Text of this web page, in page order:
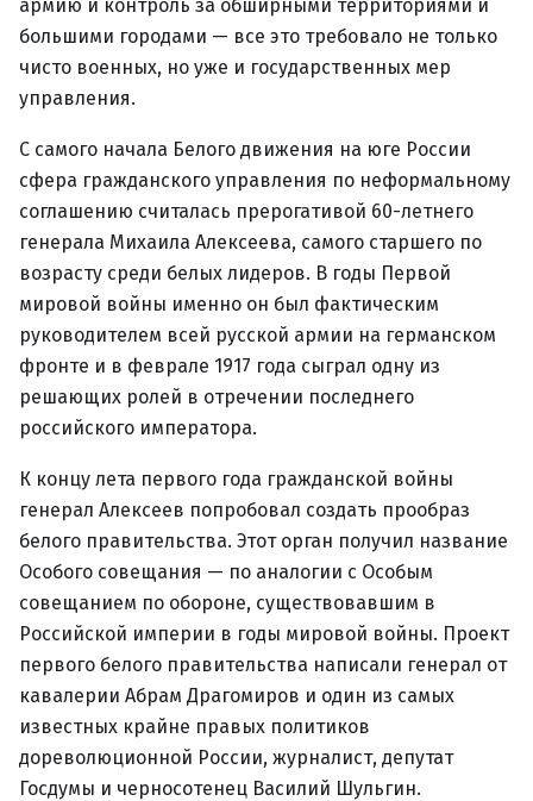
армию и контроль за обширными территориями и
большими городами — все это требовало не только
чисто военных, но уже и государственных мер
управления.
С самого начала Белого движения на юге России
сфера гражданского управления по неформальному
соглашению считалась прерогативой 60-летнего
генерала Михаила Алексеева, самого старшего по
возрасту среди белых лидеров. В годы Первой
мировой войны именно он был фактическим
руководителем всей русской армии на германском
фронте и в феврале 1917 года сыграл одну из
решающих ролей в отречении последнего
российского императора.
К концу лета первого года гражданской войны
генерал Алексеев попробовал создать прообраз
белого правительства. Этот орган получил название
Особого совещания — по аналогии с Особым
совещанием по обороне, существовавшим в
Российской империи в годы мировой войны. Проект
первого белого правительства написали генерал от
кавалерии Абрам Драгомиров и один из самых
известных крайне правых политиков
дореволюционной России, журналист, депутат
Госдумы и черносотенец Василий Шульгин.